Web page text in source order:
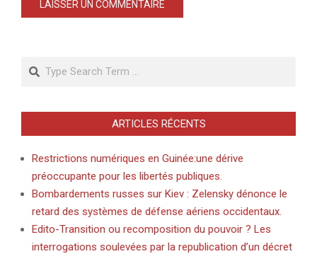
ARTICLES RÉCENTS
Restrictions numériques en Guinée:une dérive
préoccupante pour les libertés publiques.
Bombardements russes sur Kiev : Zelensky dénonce le
retard des systèmes de défense aériens occidentaux.
Edito-Transition ou recomposition du pouvoir ? Les
interrogations soulevées par la republication d’un décret